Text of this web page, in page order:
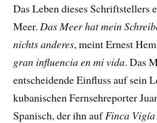
Das Leben dieses Schriftstellers
Meer.Das Meer hat mein
nichts anderes, meint Ernest
gran influencia en mi vida. Das
entscheidende Einfluss auf sein
kubanischen Fernsehreporter
Spanisch, der ihn aufFinca Vigía